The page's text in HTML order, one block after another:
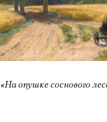
«На опушке соснового